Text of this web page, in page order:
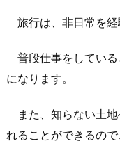
旅行は、非日常を経
普段仕事をしている
になります。
また、知らない土地
れることができるので